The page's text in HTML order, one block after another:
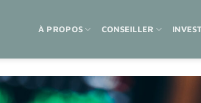
À PROPOS CONSEILLER